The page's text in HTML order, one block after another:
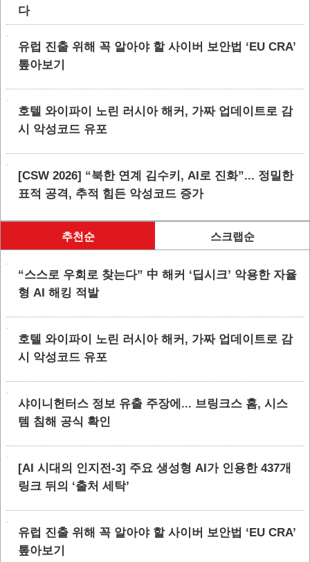
다
유럽 진출 위해 꼭 알아야 할 사이버 보안법 ‘EU CRA’
톺아보기
호텔 와이파이 노린 러시아 해커, 가짜 업데이트로 감
시 악성코드 유포
[CSW 2026] “북한 연계 김수키, AI로 진화”... 정밀한
표적 공격, 추적 힘든 악성코드 증가
추천순 스크랩순
“스스로 우회로 찾는다” 中 해커 ‘딥시크’ 악용한 자율
형 AI 해킹 적발
호텔 와이파이 노린 러시아 해커, 가짜 업데이트로 감
시 악성코드 유포
샤이니헌터스 정보 유출 주장에... 브링크스 홈, 시스
템 침해 공식 확인
[AI 시대의 인지전-3] 주요 생성형 AI가 인용한 437개
링크 뒤의 ‘출처 세탁’
유럽 진출 위해 꼭 알아야 할 사이버 보안법 ‘EU CRA’
톺아보기